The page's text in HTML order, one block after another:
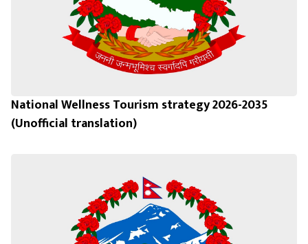
National Wellness Tourism strategy 2026-2035
(Unofficial translation)